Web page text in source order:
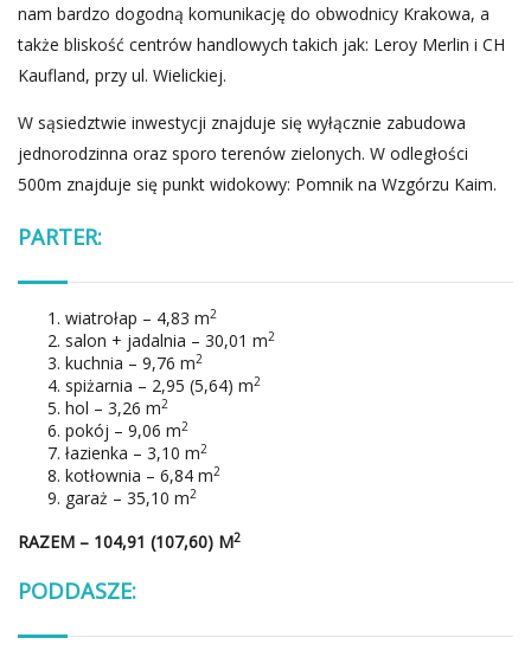
nam bardzo dogodną komunikację do obwodnicy Krakowa, a
także bliskość centrów handlowych takich jak: Leroy Merlin i CH
Kaufland, przy ul. Wielickiej.
W sąsiedztwie inwestycji znajduje się wyłącznie zabudowa
jednorodzinna oraz sporo terenów zielonych. W odległości
500m znajduje się punkt widokowy: Pomnik na Wzgórzu Kaim.
PARTER:
wiatrołap – 4,83 m2
salon + jadalnia – 30,01 m2
kuchnia – 9,76 m2
spiżarnia – 2,95 (5,64) m2
hol – 3,26 m2
pokój – 9,06 m2
łazienka – 3,10 m2
kotłownia – 6,84 m2
garaż – 35,10 m2
RAZEM – 104,91 (107,60) M2
PODDASZE: